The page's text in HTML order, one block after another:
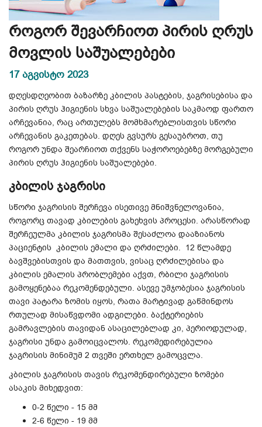
როგორ შევარჩიოთ პირის ღრუს
მოვლის საშუალებები
17 აგვისტო 2023
დღესდღეობით ბაზარზე კბილის პასტების, ჯაგრისებისა და
პირის ღრუს ჰიგიენის სხვა საშუალებების საკმაოდ ფართო
არჩევანია, რაც ართულებს მომხმარებლისთვის სწორი
არჩევანის გაკეთებას. დღეს გვსურს გესაუბროთ, თუ
როგორ უნდა შეარჩიოთ თქვენს საჭოროებებზე მორგებული
პირის ღრუს ჰიგიენის საშუალებები.
კბილის ჯაგრისი
სწორი ჯაგრისის შერჩევა ისეთივე მნიშვნელოვანია,
როგორც თავად კბილების გახეხვის პროცესი. არასწორად
შერჩეულმა კბილის ჯაგრისმა შესაძლოა დააზიანოს
პაციენტის კბილის ემალი და ღრძილები. 12 წლამდე
ბავშვებისთვის და მათთვის, ვისაც ღრძილებისა და
კბილის ემალის პრობლემები აქვთ, რბილი ჯაგრისის
გამოყენებაა რეკომენდებული. ასევე უმჯობესია ჯაგრისის
თავი პატარა ზომის იყოს, რათა მარტივად გაწმინდოს
რთულად მისაწვდომი ადგილები. ბაქტერიების
გამრავლების თავიდან ასაცილებლად კი, პერიოდულად,
ჯაგრისი უნდა გამოიცვალოს. რეკომედირებულია
ჯაგრისის მინიმუმ 2 თვეში ერთხელ გამოცვლა.
კბილის ჯაგრისის თავის რეკომენდირებული ზომები
ასაკის მიხედვით:
0-2 წელი - 15 მმ
2-6 წელი - 19 მმ